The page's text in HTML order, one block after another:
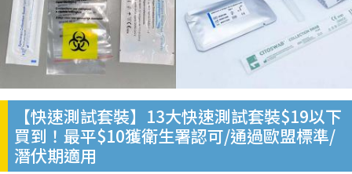
【快速測試套裝】13大快速測試套裝$19以下
買到！最平$10獲衛生署認可/通過歐盟標準/
潛伏期適用